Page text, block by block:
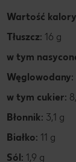
Wartość
Tłuszcz: 16 g
w tym
Węglowodany:
w tym cukier:
Błonnik: 3,1 g
Białko: 11 g
Sól: 1,9 g